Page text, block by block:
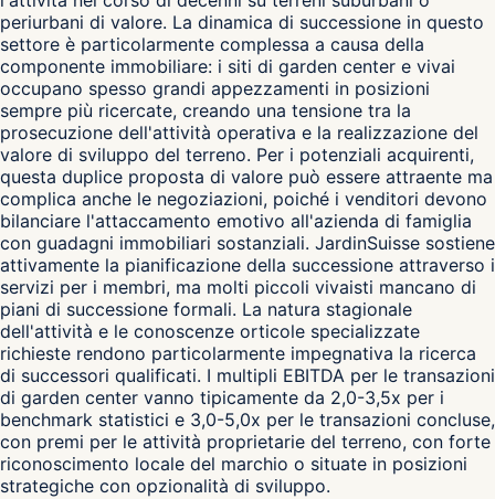
periurbani di valore. La dinamica di successione in questo
settore è particolarmente complessa a causa della
componente immobiliare: i siti di garden center e vivai
occupano spesso grandi appezzamenti in posizioni
sempre più ricercate, creando una tensione tra la
prosecuzione dell'attività operativa e la realizzazione del
valore di sviluppo del terreno. Per i potenziali acquirenti,
questa duplice proposta di valore può essere attraente ma
complica anche le negoziazioni, poiché i venditori devono
bilanciare l'attaccamento emotivo all'azienda di famiglia
con guadagni immobiliari sostanziali. JardinSuisse sostiene
attivamente la pianificazione della successione attraverso i
servizi per i membri, ma molti piccoli vivaisti mancano di
piani di successione formali. La natura stagionale
dell'attività e le conoscenze orticole specializzate
richieste rendono particolarmente impegnativa la ricerca
di successori qualificati. I multipli EBITDA per le transazioni
di garden center vanno tipicamente da 2,0-3,5x per i
benchmark statistici e 3,0-5,0x per le transazioni concluse,
con premi per le attività proprietarie del terreno, con forte
riconoscimento locale del marchio o situate in posizioni
strategiche con opzionalità di sviluppo.